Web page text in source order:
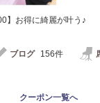
】お得に綺麗が叶う♪
ブログ 156件
クーポン一覧へ